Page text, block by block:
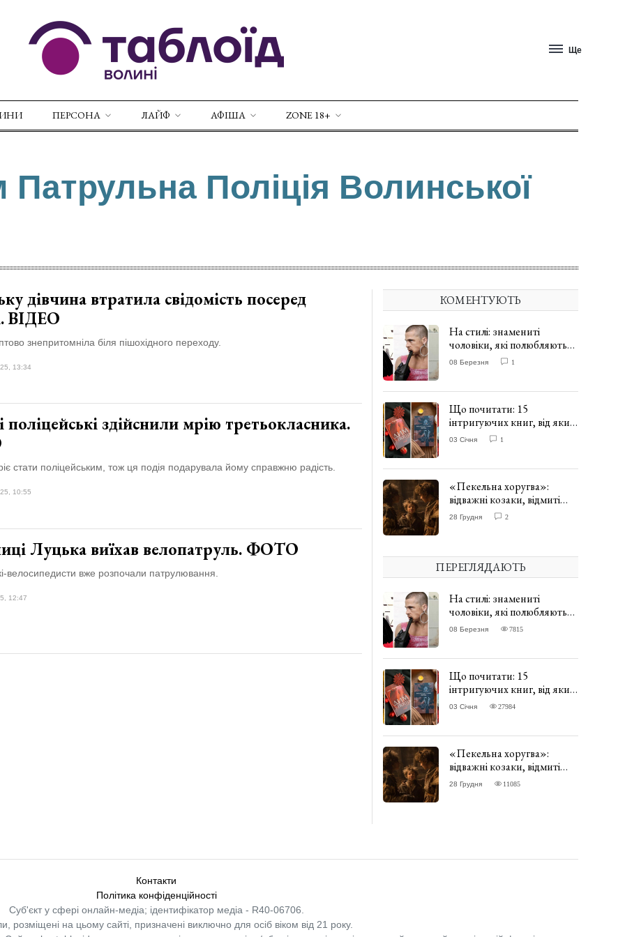
Ще
ПЕРСОНА ЛАЙФ АФІША ZONE 18+
Патрульна Поліція Волинської
дівчина втратила свідомість посеред
ВІДЕО
знепритомніла біля пішохідного переходу.
13:34
поліцейські здійснили мрію третьокласника.
стати поліцейським, тож ця подія подарувала йому справжню радість.
10:55
Луцька виїхав велопатруль. ФОТО
велосипедисти вже розпочали патрулювання.
12:47
КОМЕНТУЮТЬ
На стилі: знамениті
чоловіки, які полюбляють
одягати сукні. ФОТО
08 Березня 1
Що почитати: 15
інтригуючих книг, від яких
важко відірватись. ФОТО
03 Січня 1
«Пекельна хоругва»:
відважні козаки, відмиті
чорти та відчайдушний
28 Грудня 2
ПЕРЕГЛЯДАЮТЬ
На стилі: знамениті
чоловіки, які полюбляють
одягати сукні. ФОТО
08 Березня 7815
Що почитати: 15
інтригуючих книг, від яких
важко відірватись. ФОТО
03 Січня 27984
«Пекельна хоругва»:
відважні козаки, відмиті
чорти та відчайдушний
28 Грудня 11085
Контакти
Політика конфіденційності
Суб'єкт у сфері онлайн-медіа; ідентифікатор медіа - R40-06706.
розміщені на цьому сайті, призначені виключно для осіб віком від 21 року.